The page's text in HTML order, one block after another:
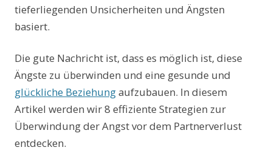
tieferliegenden Unsicherheiten und Ängsten
basiert.
Die gute Nachricht ist, dass es möglich ist, diese
Ängste zu überwinden und eine gesunde und
glückliche Beziehungaufzubauen. In diesem
Artikel werden wir 8 effiziente Strategien zur
Überwindung der Angst vor dem Partnerverlust
entdecken.